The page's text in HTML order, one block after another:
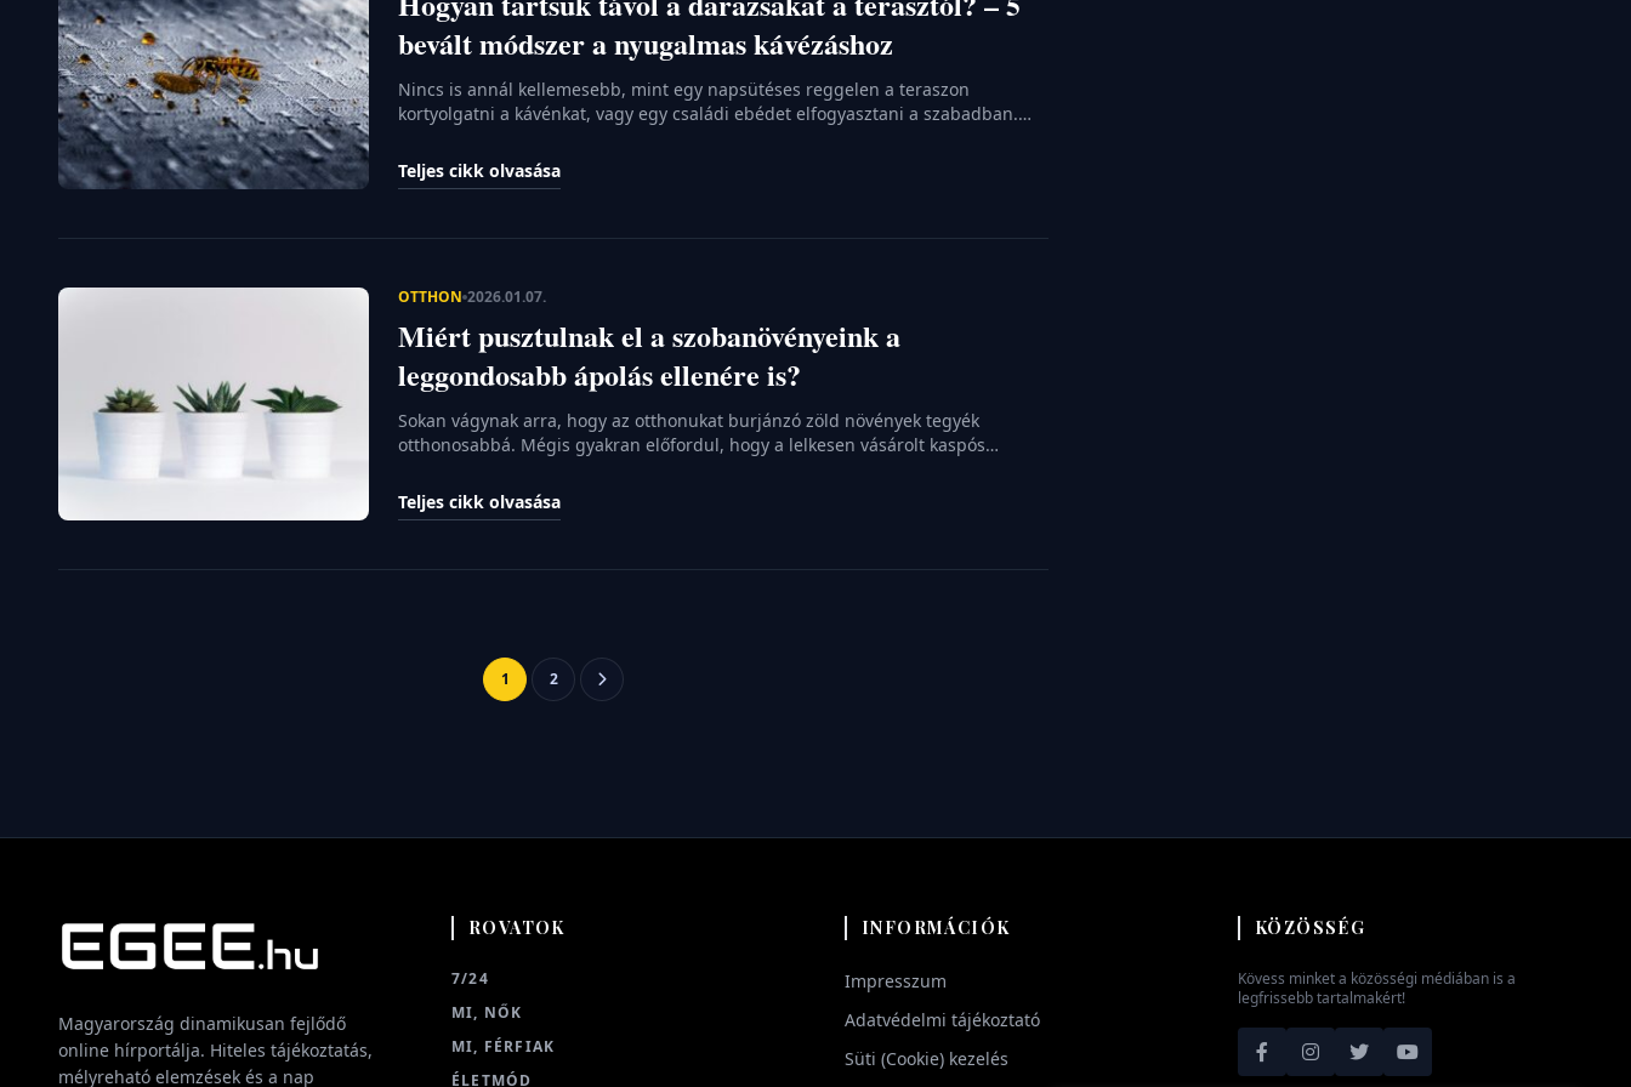
bevált módszer a nyugalmas kávézáshoz
Nincs is annál kellemesebb, mint egy napsütéses reggelen a teraszon
kortyolgatni a kávénkat, vagy egy családi ebédet elfogyasztani a szabadban.
darazsak. A darazsak jelenléte nemcsak zavaró, hanem az allergiások számára
komoly veszélyt is jelenthet. Mielőtt azonban telefont ragadna és szakembert
Teljes cikk olvasása
OTTHON 2026.01.07.
Miért pusztulnak el a szobanövényeink a
leggondosabb ápolás ellenére is?
Sokan vágynak arra, hogy az otthonukat burjánzó zöld növények tegyék
otthonosabbá. Mégis gyakran előfordul, hogy a lelkesen vásárolt kaspós
és a figyelem, a végkifejlet sokszor a kukában végződik. Pedig a sikeres
szobakertészkedés nem igényel különleges képességeket, csupán némi
Teljes cikk olvasása
Bejegyzések
lapozása
1 2
Magyarország dinamikusan fejlődő
online hírportálja. Hiteles tájékoztatás,
mélyreható elemzések és a nap
ROVATOK
7/24
MI, NŐK
MI, FÉRFIAK
ÉLETMÓD
INFORMÁCIÓK
Impresszum
Adatvédelmi tájékoztató
Süti (Cookie) kezelés
KÖZÖSSÉG
Kövess minket a közösségi médiában is a
legfrissebb tartalmakért!